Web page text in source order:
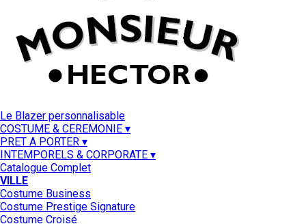
Le Blazer personnalisable
COSTUME & CEREMONIE ▾
PRET A PORTER ▾
INTEMPORELS & CORPORATE ▾
Catalogue Complet
VILLE
Costume Business
Costume Prestige Signature
Costume Croisé